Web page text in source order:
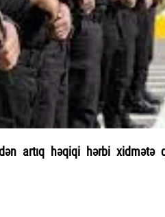
artıq həqiqi hərbi xidmətə